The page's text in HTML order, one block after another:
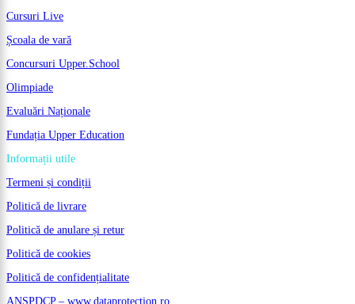
Cursuri Live
Școala de vară
Concursuri Upper.School
Olimpiade
Evaluări Naționale
Fundația Upper Education
Informații utile
Termeni și condiții
Politică de livrare
Politică de anulare și retur
Politică de cookies
Politică de confidențialitate
ANSPDCP – www.dataprotection.ro